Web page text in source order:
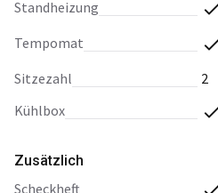
Standheizung
Tempomat
Sitzezahl
2
Kühlbox
Zusätzlich
Scheckheft